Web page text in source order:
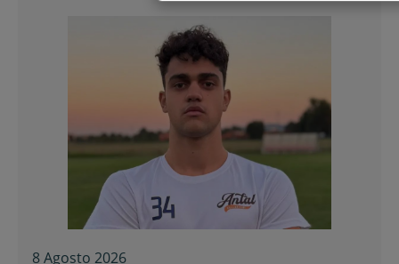
8 Agosto 2026